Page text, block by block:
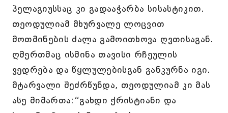
პელაგიუსსაც კი გადააჭარბა სისასტიკით.
თეოდულიამ მხურვალე ლოცვით
მოთმინების ძალა გამოითხოვა ღვთისაგან.
ღმერთმაც ისმინა თავისი რჩეულის
ვედრება და წყლულებისგან განკურნა იგი.
მტარვალი შეძრწუნდა, თეოდულიამ კი მას
ასე მიმართა:“გახდი ქრისტიანი და